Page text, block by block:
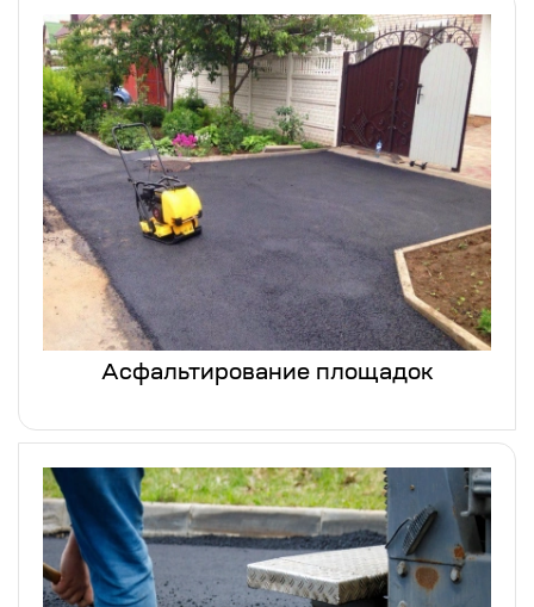
Асфальтирование площадок